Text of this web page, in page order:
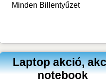
Minden Billentyűzet
Laptop akció,
notebook